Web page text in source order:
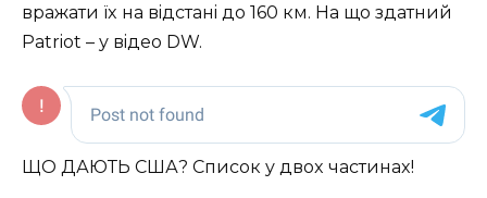
вpaжaти їx нa вiдcтaнi дo 160 км. Нa щo здaтний
Patriot – у вiдeo DW.
ЩО ДАЮТЬ США? Спиcoк у двox чacтинax!